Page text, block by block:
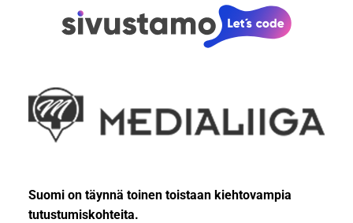
Suomi on täynnä toinen toistaan kiehtovampia
tutustumiskohteita.